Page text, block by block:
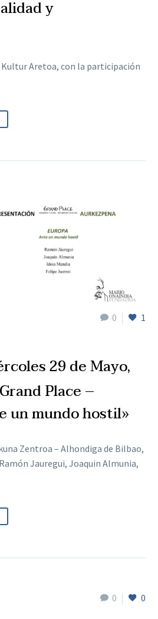
y
Kultur Aretoa, con la participación
0 1
29 de Mayo,
Place –
un mundo hostil»
Zentroa – Alhondiga de Bilbao,
Jauregui, Joaquin Almunia,
0 0